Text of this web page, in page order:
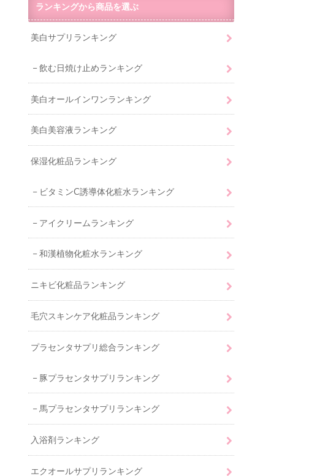
ランキングから商品を選ぶ
美白サプリランキング
飲む日焼け止めランキング
美白オールインワンランキング
美白美容液ランキング
保湿化粧品ランキング
ビタミンC誘導体化粧水ランキング
アイクリームランキング
和漢植物化粧水ランキング
ニキビ化粧品ランキング
毛穴スキンケア化粧品ランキング
プラセンタサプリ総合ランキング
豚プラセンタサプリランキング
馬プラセンタサプリランキング
入浴剤ランキング
エクオールサプリランキング